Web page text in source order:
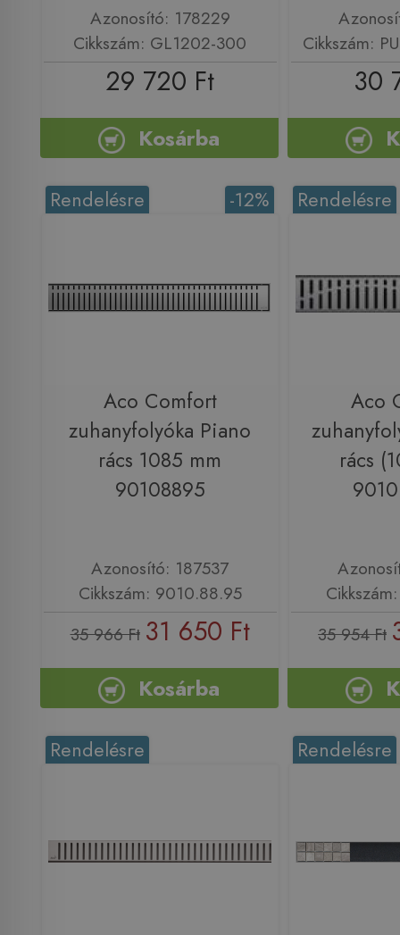
Azonosító: 178229
Cikkszám: GL1202-300
29 720 Ft
Kosárba
Cikkszám:
30
-12%
Rendelésre
Aco Comfort
zuhanyfolyóka Piano
rács 1085 mm
90108895
Azonosító: 187537
Cikkszám: 9010.88.95
35 966 Ft 31 650 Ft
Kosárba
Rendelésre
Aco
rács
35 954 Ft
Rendelésre Rendelésre